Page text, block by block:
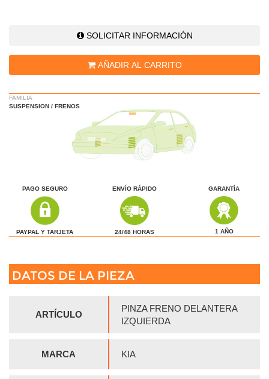
SOLICITAR INFORMACIÓN
AÑADIR AL CARRITO
FAMILIA
SUSPENSION / FRENOS
PAGO SEGURO
PAYPAL Y TARJETA
ENVÍO RÁPIDO
24/48 HORAS
GARANTÍA
1 AÑO
DATOS DE LA PIEZA
ARTÍCULO
PINZA FRENO DELANTERA
IZQUIERDA
MARCA KIA